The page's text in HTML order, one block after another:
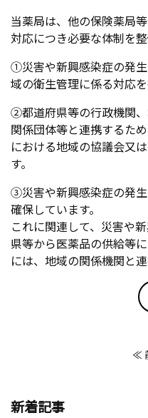
当薬局は、他の保険薬局
対応につき必要な体制を整
①災害や新興感染症の発
域の衛生管理に係る対応
②都道府県等の行政機関
関係団体等と連携するた
における地域の協議会又
す。
③災害や新興感染症の発
確保しています。
これに関連して、災害や
県等から医薬品の供給等
には、地域の関係機関と
≪
新着記事